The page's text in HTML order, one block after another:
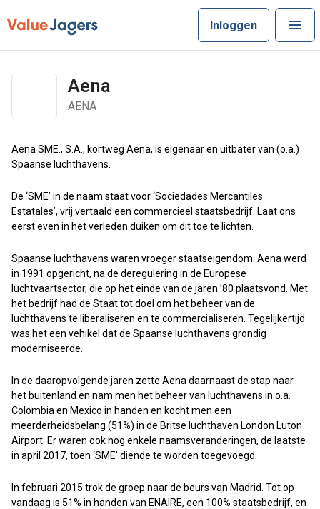
Inloggen
Aena
AENA
Aena SME., S.A., kortweg Aena, is eigenaar en uitbater van (o.a.)
Spaanse luchthavens.
De ‘SME’ in de naam staat voor ‘Sociedades Mercantiles
Estatales’, vrij vertaald een commercieel staatsbedrijf. Laat ons
eerst even in het verleden duiken om dit toe te lichten.
Spaanse luchthavens waren vroeger staatseigendom. Aena werd
in 1991 opgericht, na de deregulering in de Europese
luchtvaartsector, die op het einde van de jaren ’80 plaatsvond. Met
het bedrijf had de Staat tot doel om het beheer van de
luchthavens te liberaliseren en te commercialiseren. Tegelijkertijd
was het een vehikel dat de Spaanse luchthavens grondig
moderniseerde.
In de daaropvolgende jaren zette Aena daarnaast de stap naar
het buitenland en nam men het beheer van luchthavens in o.a.
Colombia en Mexico in handen en kocht men een
meerderheidsbelang (51%) in de Britse luchthaven London Luton
Airport. Er waren ook nog enkele naamsveranderingen, de laatste
in april 2017, toen ‘SME’ diende te worden toegevoegd.
In februari 2015 trok de groep naar de beurs van Madrid. Tot op
vandaag is 51% in handen van ENAIRE, een 100% staatsbedrijf, en